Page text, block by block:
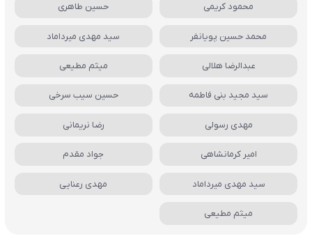
محمود کریمی حسین طاهری
محمد حسین پویانفر سید مهدی میرداماد
عبدالرضا هلالی میثم مطیعی
سید مجید بنی فاطمه حسین سیب سرخی
مهدی رسولی رضا نریمانی
امیر کرمانشاهی جواد مقدم
سید مهدی میرداماد مهدی رعنایی
میثم مطیعی